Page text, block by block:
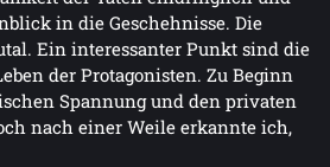
in die Geschehnisse. Die
Ein interessanter Punkt sind die
der Protagonisten. Zu Beginn
Spannung und den privaten
nach einer Weile erkannte ich,